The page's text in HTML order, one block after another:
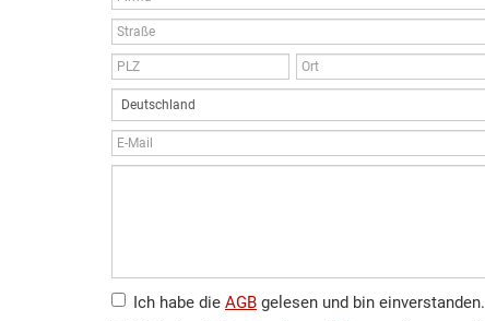
Ich habe die AGB gelesen und bin einverstanden.